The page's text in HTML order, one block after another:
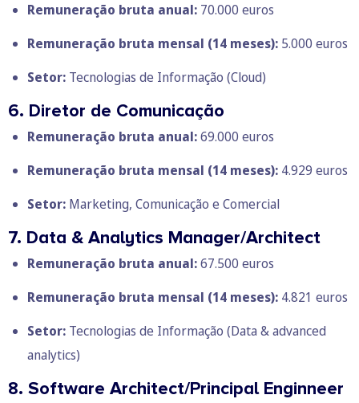
Remuneração bruta anual: 70.000 euros
Remuneração bruta mensal (14 meses): 5.000 euros
Setor: Tecnologias de Informação (Cloud)
6. Diretor de Comunicação
Remuneração bruta anual:69.000 euros
Remuneração bruta mensal (14 meses): 4.929 euros
Setor: Marketing, Comunicação e Comercial
7. Data & Analytics Manager/Architect
Remuneração bruta anual:67.500 euros
Remuneração bruta mensal (14 meses): 4.821 euros
Setor: Tecnologias de Informação (Data & advanced
analytics)
8. Software Architect/Principal Enginneer